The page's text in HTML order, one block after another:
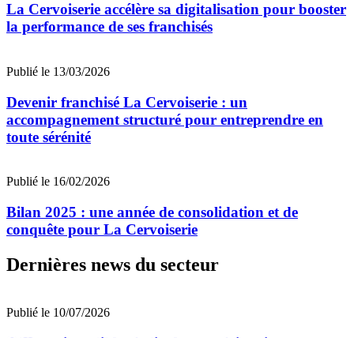
La Cervoiserie accélère sa digitalisation pour booster
la performance de ses franchisés
Publié le 13/03/2026
Devenir franchisé La Cervoiserie : un
accompagnement structuré pour entreprendre en
toute sérénité
Publié le 16/02/2026
Bilan 2025 : une année de consolidation et de
conquête pour La Cervoiserie
Dernières news du secteur
Publié le 10/07/2026